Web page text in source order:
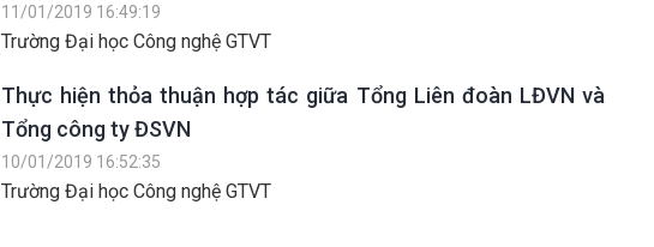
11/01/2019 16:49:19
Trường Đại học Công nghệ GTVT
Thực hiện thỏa thuận hợp tác giữa Tổng Liên đoàn LĐVN và
Tổng công ty ĐSVN
10/01/2019 16:52:35
Trường Đại học Công nghệ GTVT